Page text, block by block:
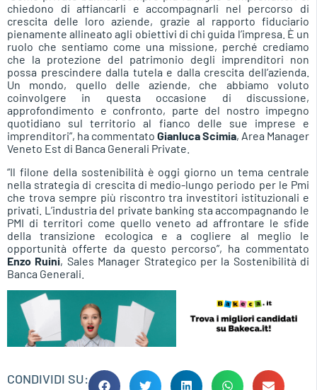
chiedono di affiancarli e accompagnarli nel percorso di
crescita delle loro aziende, grazie al rapporto fiduciario
pienamente allineato agli obiettivi di chi guida l’impresa. È un
ruolo che sentiamo come una missione, perché crediamo
che la protezione del patrimonio degli imprenditori non
possa prescindere dalla tutela e dalla crescita dell’azienda.
Un mondo, quello delle aziende, che abbiamo voluto
coinvolgere in questa occasione di discussione,
approfondimento e confronto, parte del nostro impegno
quotidiano sul territorio al fianco delle sue imprese e
imprenditori”, ha commentato Gianluca Scimia, Area Manager
Veneto Est di Banca Generali Private.
“Il filone della sostenibilità è oggi giorno un tema centrale
nella strategia di crescita di medio-lungo periodo per le Pmi
che trova sempre più riscontro tra investitori istituzionali e
privati. L’industria del private banking sta accompagnando le
PMI di territori come quello veneto ad affrontare le sfide
della transizione ecologica e a cogliere al meglio le
opportunità offerte da questo percorso”, ha commentato
Enzo Ruini, Sales Manager Strategico per la Sostenibilità di
Banca Generali.
CONDIVIDI SU: